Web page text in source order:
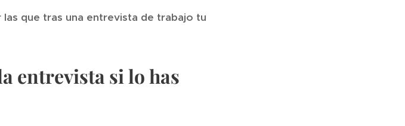
que tras una entrevista de trabajo tu
entrevista si lo has